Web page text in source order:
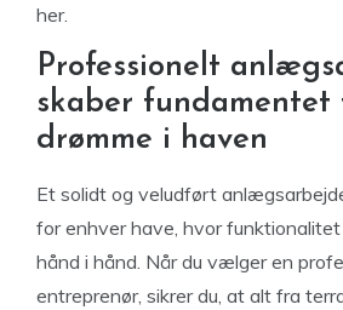
her.
Professionelt
skaber fundamentet
drømme i haven
Et solidt og veludført
for enhver have, hvor
hånd i hånd. Når du vælger en
entreprenør, sikrer du, at alt fra